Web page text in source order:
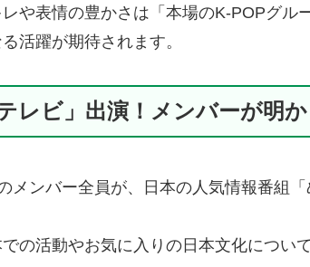
や表情の豊かさは「本場のK-POPグル
活躍が期待されます。
レビ」出演！メンバーが明
メンバー全員が、日本の人気情報番組「
の活動やお気に入りの日本文化につい